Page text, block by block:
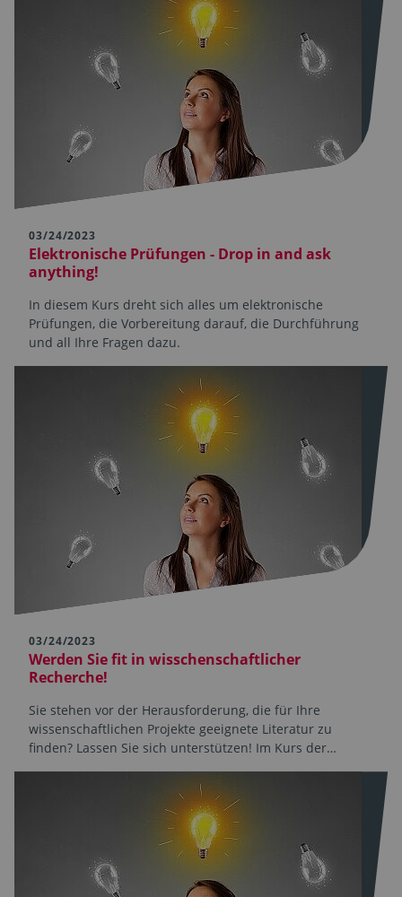
03/24/2023
Elektronische Prüfungen - Drop in and ask
anything!
In diesem Kurs dreht sich alles um elektronische
Prüfungen, die Vorbereitung darauf, die Durchführung
und all Ihre Fragen dazu.
03/24/2023
Werden Sie fit in wisschenschaftlicher
Recherche!
Sie stehen vor der Herausforderung, die für Ihre
wissenschaftlichen Projekte geeignete Literatur zu
finden? Lassen Sie sich unterstützen! Im Kurs der…